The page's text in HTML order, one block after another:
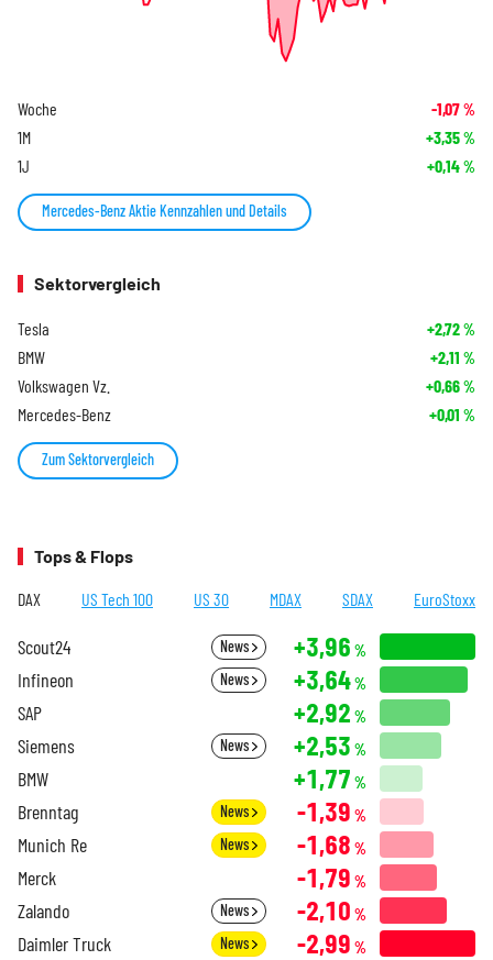
Woche -1,07%
1M +3,35%
1J +0,14%
Mercedes-Benz Aktie Kennzahlen und Details
Sektorvergleich
Tesla +2,72%
BMW +2,11 %
Volkswagen Vz. +0,66%
Mercedes-Benz +0,01 %
Zum Sektorvergleich
Tops & Flops
DAX US Tech 100 US 30 MDAX SDAX EuroStoxx
Scout24 News +3,96 %
Infineon News +3,64%
SAP +2,92 %
Siemens News +2,53 %
BMW +1,77 %
Brenntag News -1,39 %
Munich Re News -1,68 %
Merck -1,79 %
Zalando News -2,10 %
Daimler Truck News -2,99 %